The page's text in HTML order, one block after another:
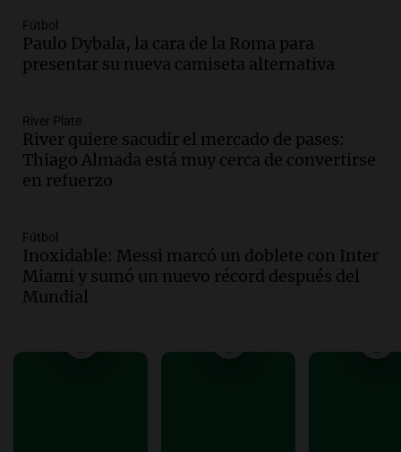
familiares mantienen vivo el reclamo de
memoria y justicia
Noticias Rosario
Audio.
cárcel federal de máxima seguridad:
"Buscamos evitar que dirija delitos"
Noticias Rosario
Audio.
propiedad privada sin controvertido
capítulo de tierras hoy a las 14 horas
Noticias
César Gastelum durante transmisión en
Fútbol
Paulo Dybala, la cara de la Roma para
presentar su nueva camiseta alternativa
River Plate
River quiere sacudir el mercado de pases:
Thiago Almada está muy cerca de convertirse
en refuerzo
Fútbol
Inoxidable: Messi marcó un doblete con Inter
Miami y sumó un nuevo récord después del
Mundial